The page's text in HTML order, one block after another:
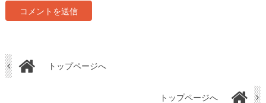
トップページへ
トップページへ